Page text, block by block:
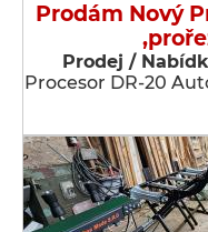
Prodám Nový
Prodej /
Procesor DR-20